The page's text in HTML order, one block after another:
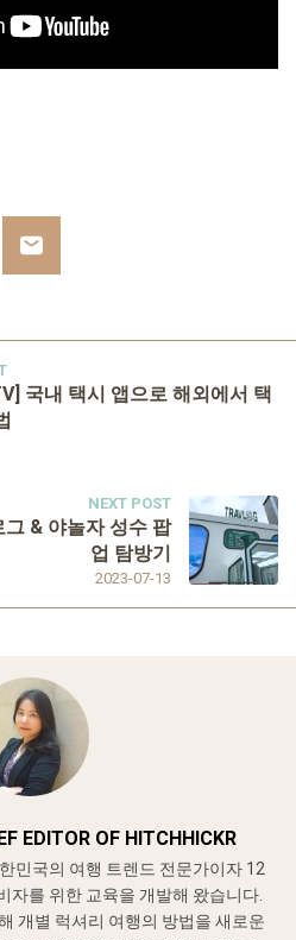
국내 택시 앱으로 해외에서 택
NEXT POST
2023-07-13
& 야놀자 성수 팝
업 탐방기
EDITOR OF HITCHHICKR
민국의 여행 트렌드 전문가이자 12
자를 위한 교육을 개발해 왔습니다.
개별 럭셔리 여행의 방법을 새로운